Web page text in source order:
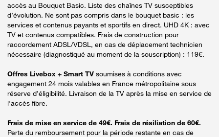
accès au Bouquet Basic. Liste des chaînes TV susceptibles
d’évolution. Ne sont pas compris dans le bouquet basic : les
services et contenus payants et sportifs en direct. UHD 4K : avec
TV et contenus compatibles. Frais de construction pour
raccordement ADSL/VDSL, en cas de déplacement technicien
nécessaire (diagnostiqué au moment de la souscription) : 119€.
Offres Livebox + Smart TV soumises à conditions avec
engagement 24 mois valables en France métropolitaine sous
réserve d’éligibilité. Livraison de la TV après la mise en service de
l'accès fibre.
Frais de mise en service de 49€. Frais de résiliation de 60€.
Perte du remboursement pour la période restante en cas de